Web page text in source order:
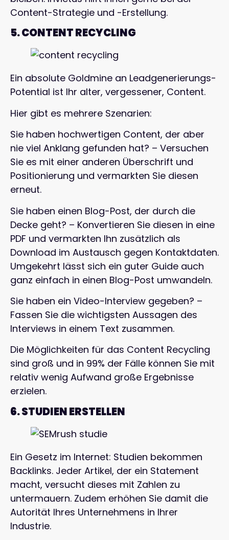
Content-Strategie und -Erstellung.
5. CONTENT RECYCLING
Ein absolute Goldmine an Leadgenerierungs-
Potential ist Ihr alter, vergessener, Content.
Hier gibt es mehrere Szenarien:
Sie haben hochwertigen Content, der aber
nie viel Anklang gefunden hat? – Versuchen
Sie es mit einer anderen Überschrift und
Positionierung und vermarkten Sie diesen
erneut.
Sie haben einen Blog-Post, der durch die
Decke geht? – Konvertieren Sie diesen in eine
PDF und vermarkten Ihn zusätzlich als
Download im Austausch gegen Kontaktdaten.
Umgekehrt lässt sich ein guter Guide auch
ganz einfach in einen Blog-Post umwandeln.
Sie haben ein Video-Interview gegeben? –
Fassen Sie die wichtigsten Aussagen des
Interviews in einem Text zusammen.
Die Möglichkeiten für das Content Recycling
sind groß und in 99% der Fälle können Sie mit
relativ wenig Aufwand große Ergebnisse
erzielen.
6. STUDIEN ERSTELLEN
Ein Gesetz im Internet: Studien bekommen
Backlinks. Jeder Artikel, der ein Statement
macht, versucht dieses mit Zahlen zu
untermauern. Zudem erhöhen Sie damit die
Autorität Ihres Unternehmens in Ihrer
Industrie.